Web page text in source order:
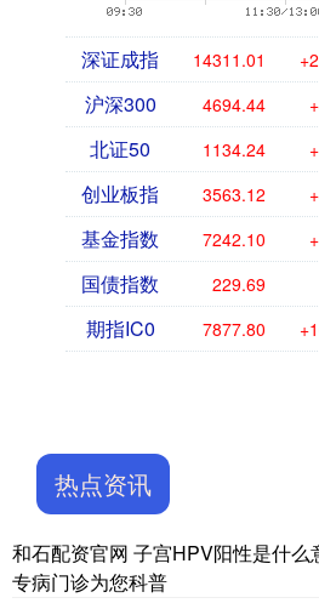
深证成指 14311.01
沪深300 4694.44
北证50 1134.24
创业板指 3563.12
基金指数 7242.10
国债指数 229.69
期指IC0 7877.80
热点资讯
和石配资官网 子宫HPV阳性是什
专病门诊为您科普